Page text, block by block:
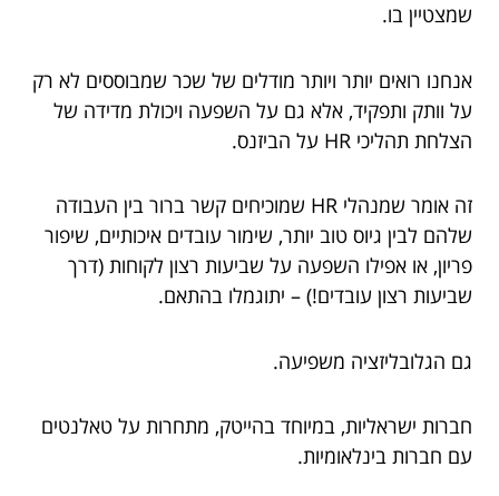
שמצטיין בו.
אנחנו רואים יותר ויותר מודלים של שכר שמבוססים לא רק
על וותק ותפקיד, אלא גם על השפעה ויכולת מדידה של
הצלחת תהליכי HR על הביזנס.
זה אומר שמנהלי HR שמוכיחים קשר ברור בין העבודה
שלהם לבין גיוס טוב יותר, שימור עובדים איכותיים, שיפור
פריון, או אפילו השפעה על שביעות רצון לקוחות (דרך
שביעות רצון עובדים!) – יתוגמלו בהתאם.
גם הגלובליזציה משפיעה.
חברות ישראליות, במיוחד בהייטק, מתחרות על טאלנטים
עם חברות בינלאומיות.